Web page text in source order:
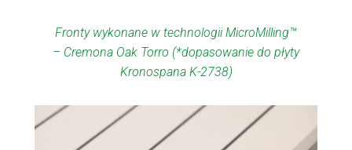
Fronty wykonane w technologii MicroMilling™
– Cremona Oak Torro (*dopasowanie do płyty
Kronospana K-2738)